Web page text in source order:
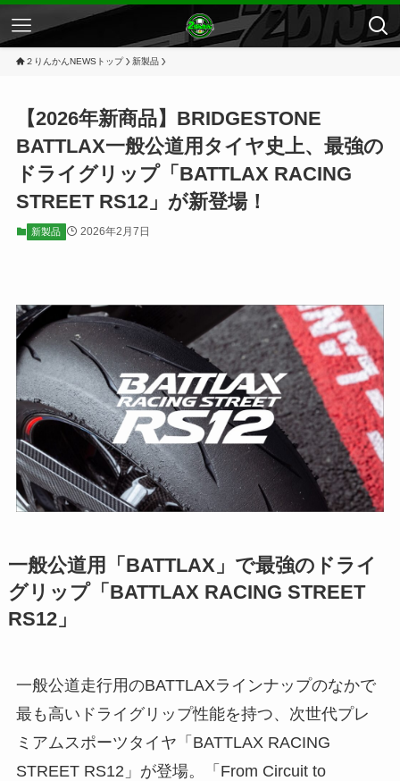
２りんかんNEWSトップ 新製品
【2026年新商品】BRIDGESTONE
BATTLAX一般公道用タイヤ史上、最強の
ドライグリップ「BATTLAX RACING
STREET RS12」が新登場！
新製品 2026年2月7日
一般公道用「BATTLAX」で最強のドライ
グリップ「BATTLAX RACING STREET
RS12」
一般公道走行用のBATTLAXラインナップのなかで
最も高いドライグリップ性能を持つ、次世代プレ
ミアムスポーツタイヤ「BATTLAX RACING
STREET RS12」が登場。「From Circuit to